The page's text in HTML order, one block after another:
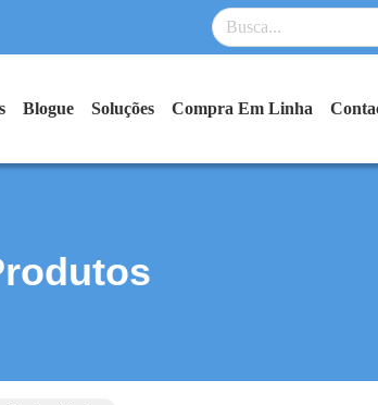
Blogue Soluções Compra Em Linha